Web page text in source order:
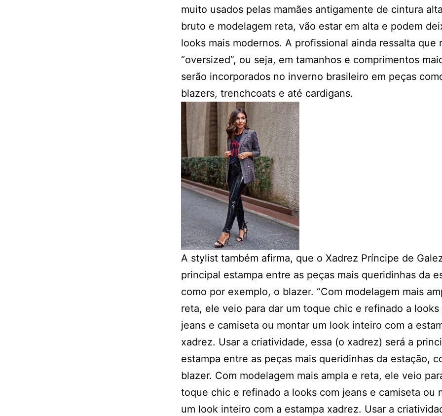
muito usados pelas mamães antigamente de cintura
bruto e modelagem reta, vão estar em alta e podem
looks mais modernos. A profissional ainda ressalta que
“oversized”, ou seja, em tamanhos e comprimentos
serão incorporados no inverno brasileiro em peças
blazers, trenchcoats e até cardigans.
A stylist também afirma, que o Xadrez Príncipe de
principal estampa entre as peças mais queridinhas da
como por exemplo, o blazer. “Com modelagem mais
reta, ele veio para dar um toque chic e refinado a looks
jeans e camiseta ou montar um look inteiro com a
xadrez. Usar a criatividade, essa (o xadrez) será a
estampa entre as peças mais queridinhas da estação,
blazer. Com modelagem mais ampla e reta, ele veio
toque chic e refinado a looks com jeans e camiseta ou
um look inteiro com a estampa xadrez. Usar a